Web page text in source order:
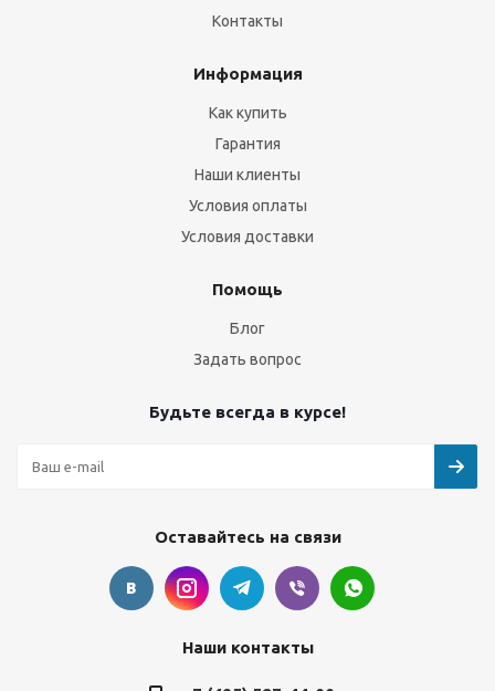
Контакты
Информация
Как купить
Гарантия
Наши клиенты
Условия оплаты
Условия доставки
Помощь
Блог
Задать вопрос
Будьте всегда в курсе!
Оставайтесь на связи
Наши контакты